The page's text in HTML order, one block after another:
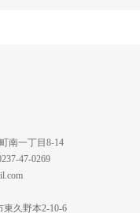
南一丁目8-14
47-0269
東久野本2-10-6